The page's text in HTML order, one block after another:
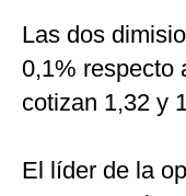
Las dos
0,1% respecto
cotizan 1,32 y
El líder de la